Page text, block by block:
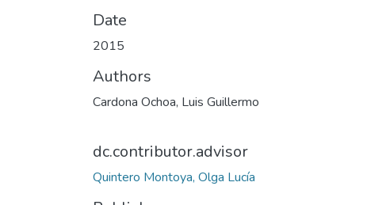
Date
2015
Authors
Cardona Ochoa, Luis Guillermo
dc.contributor.advisor
Quintero Montoya, Olga Lucía